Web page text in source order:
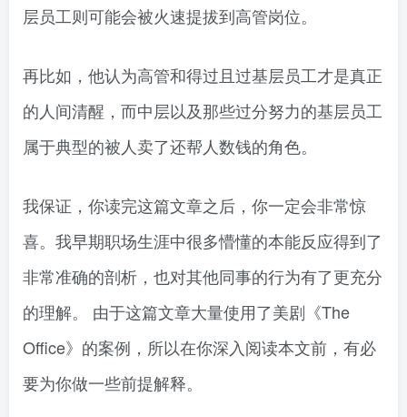
层员工则可能会被火速提拔到高管岗位。
再比如，他认为高管和得过且过基层员工才是真正
的人间清醒，而中层以及那些过分努力的基层员工
属于典型的被人卖了还帮人数钱的角色。
我保证，你读完这篇文章之后，你一定会非常惊
喜。我早期职场生涯中很多懵懂的本能反应得到了
非常准确的剖析，也对其他同事的行为有了更充分
的理解。 由于这篇文章大量使用了美剧《The
Office》的案例，所以在你深入阅读本文前，有必
要为你做一些前提解释。